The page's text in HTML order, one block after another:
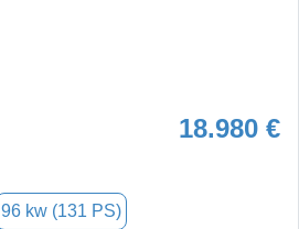
18.980 €
96 kw (131 PS)